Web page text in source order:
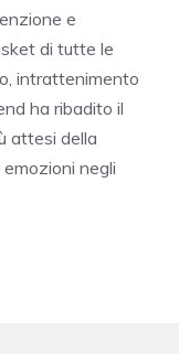
e
di tutte le
intrattenimento
ha ribadito il
attesi della
negli